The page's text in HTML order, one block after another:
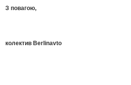
З повагою,
колектив Berlinavto